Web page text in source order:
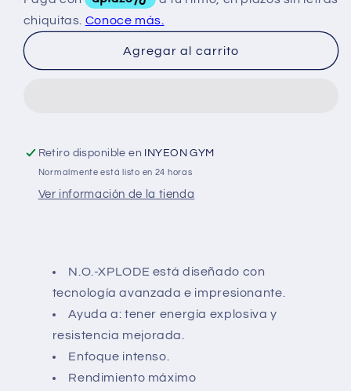
No
Xplode
60Serv
No
Xplode
3.0
60Serv
Agregar al carrito
Retiro disponible en INYEON GYM
Normalmente está listo en 24 horas
Ver información de la tienda
N.O.-XPLODE está diseñado con
tecnología avanzada e impresionante.
Ayuda a: tener energía explosiva y
resistencia mejorada.
Enfoque intenso.
Rendimiento máximo